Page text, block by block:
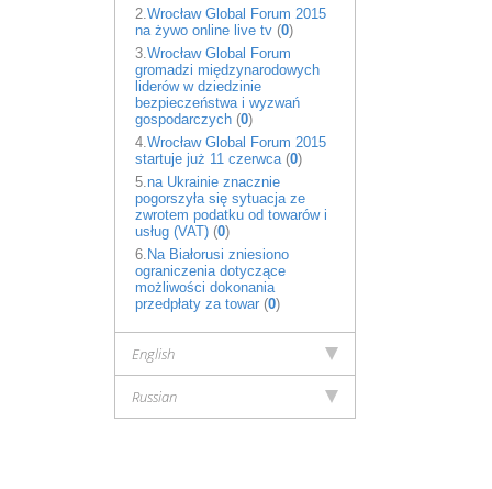
2. Wrocław Global Forum 2015
na żywo online live tv (0)
3. Wrocław Global Forum
gromadzi międzynarodowych
liderów w dziedzinie
bezpieczeństwa i wyzwań
gospodarczych (0)
4. Wrocław Global Forum 2015
startuje już 11 czerwca (0)
5. na Ukrainie znacznie
pogorszyła się sytuacja ze
zwrotem podatku od towarów i
usług (VAT) (0)
6. Na Białorusi zniesiono
ograniczenia dotyczące
możliwości dokonania
przedpłaty za towar (0)
English
Russian